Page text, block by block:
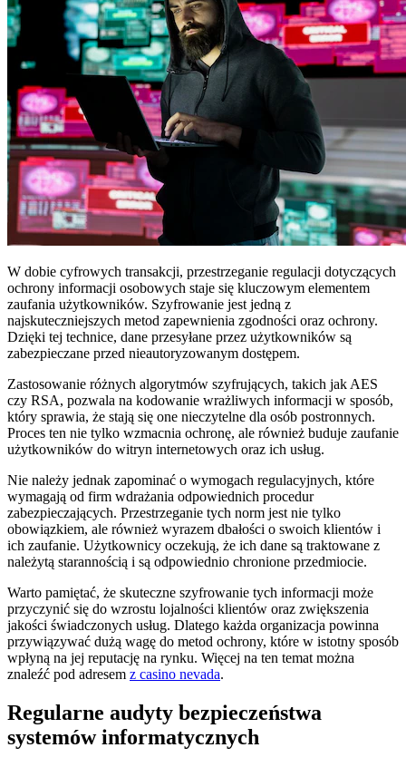
W dobie cyfrowych transakcji, przestrzeganie regulacji dotyczących
ochrony informacji osobowych staje się kluczowym elementem
zaufania użytkowników. Szyfrowanie jest jedną z
najskuteczniejszych metod zapewnienia zgodności oraz ochrony.
Dzięki tej technice, dane przesyłane przez użytkowników są
zabezpieczane przed nieautoryzowanym dostępem.
Zastosowanie różnych algorytmów szyfrujących, takich jak AES
czy RSA, pozwala na kodowanie wrażliwych informacji w sposób,
który sprawia, że stają się one nieczytelne dla osób postronnych.
Proces ten nie tylko wzmacnia ochronę, ale również buduje zaufanie
użytkowników do witryn internetowych oraz ich usług.
Nie należy jednak zapominać o wymogach regulacyjnych, które
wymagają od firm wdrażania odpowiednich procedur
zabezpieczających. Przestrzeganie tych norm jest nie tylko
obowiązkiem, ale również wyrazem dbałości o swoich klientów i
ich zaufanie. Użytkownicy oczekują, że ich dane są traktowane z
należytą starannością i są odpowiednio chronione przedmiocie.
Warto pamiętać, że skuteczne szyfrowanie tych informacji może
przyczynić się do wzrostu lojalności klientów oraz zwiększenia
jakości świadczonych usług. Dlatego każda organizacja powinna
przywiązywać dużą wagę do metod ochrony, które w istotny sposób
wpłyną na jej reputację na rynku. Więcej na ten temat można
znaleźć pod adresem z casino nevada.
Regularne audyty bezpieczeństwa
systemów informatycznych